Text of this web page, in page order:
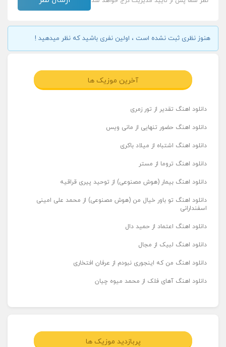
هنوز نظری ثبت نشده است ، اولین نفری باشید که نظر میدهید !
آخرین موزیک ها
دانلود اهنگ تقدیر از تور زمری
دانلود اهنگ حضور تنهایی از مانی ویس
دانلود اهنگ اشتباه از میلاد باکری
دانلود اهنگ تروما از مستر
دانلود اهنگ بیمار (هوش مصنوعی) از توحید پیری قراقیه
دانلود اهنگ تو باور خیال من (هوش مصنوعی) از محمد علی امینی
اسفندارانی
دانلود اهنگ اعتماد از حمید دال
دانلود اهنگ لبیک از مجال
دانلود اهنگ من که اینجوری نبودم از عرفان افتخاری
دانلود اهنگ آهای فلک از محمد میوه چیان
پربازدید موزیک ها